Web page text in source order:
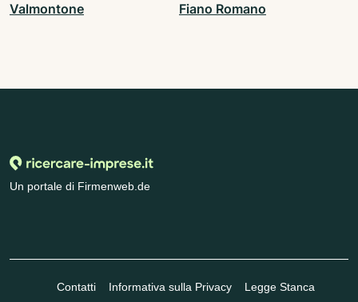
Valmontone Fiano Romano
Un portale di Firmenweb.de
Contatti Informativa sulla Privacy Legge Stanca